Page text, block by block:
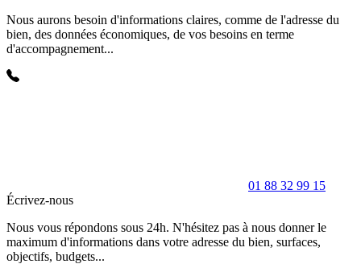
Nous aurons besoin d'informations claires, comme de l'adresse du
bien, des données économiques, de vos besoins en terme
d'accompagnement...
01 88 32 99 15
Écrivez-nous
Nous vous répondons sous 24h. N'hésitez pas à nous donner le
maximum d'informations dans votre adresse du bien, surfaces,
objectifs, budgets...